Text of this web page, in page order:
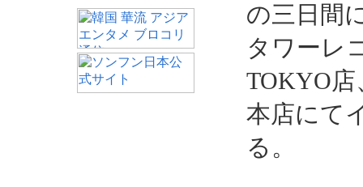
の三日間
タワーレ
TOKYO
本店にて
る。